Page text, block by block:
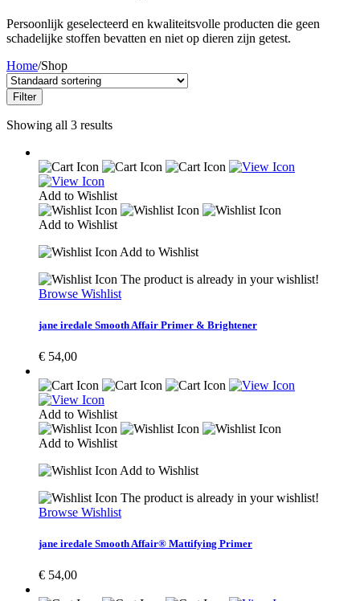
Persoonlijk geselecteerd en kwaliteitsvolle producten die geen
schadelijke stoffen bevatten en niet op dieren zijn getest.
Home/Shop
Filter
Showing all 3 results
Add to Wishlist
Add to Wishlist
Add to Wishlist
The product is already in your wishlist!
Browse Wishlist
jane iredale Smooth Affair Primer & Brightener
€ 54,00
Add to Wishlist
Add to Wishlist
Add to Wishlist
The product is already in your wishlist!
Browse Wishlist
jane iredale Smooth Affair® Mattifying Primer
€ 54,00